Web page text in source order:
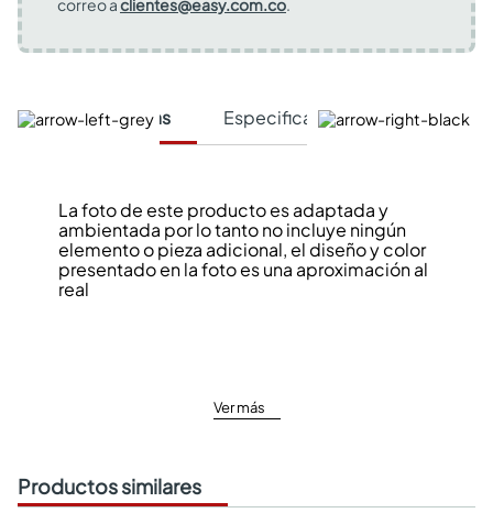
correo aclientes@easy.com.co.
Características Especificaciones Técnicas
La foto de este producto es adaptada y
ambientada por lo tanto no incluye ningún
elemento o pieza adicional, el diseño y color
presentado en la foto es una aproximación al
real
Ver más
Productos similares